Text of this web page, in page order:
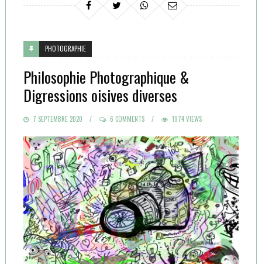
PHOTOGRAPHIE
Philosophie Photographique &
Digressions oisives diverses
POSTED
7 SEPTEMBRE 2020 6 COMMENTS 1974 VIEWS